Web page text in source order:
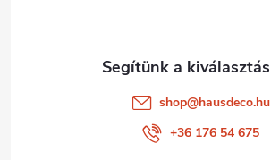
shop@hausdeco.hu
+36 176 54 675